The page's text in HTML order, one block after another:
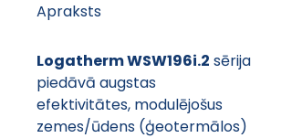
Apraksts
Logatherm WSW196i.2 sērija
piedāvā augstas
efektivitātes, modulējošus
zemes/ūdens (ģeotermālos)